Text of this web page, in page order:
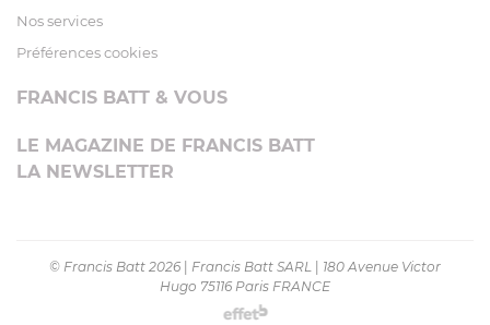
Nos services
Préférences cookies
FRANCIS BATT & VOUS
LE MAGAZINE DE FRANCIS BATT
LA NEWSLETTER
© Francis Batt 2026 Francis Batt SARL
180 Avenue Victor
Hugo 75116 Paris FRANCE